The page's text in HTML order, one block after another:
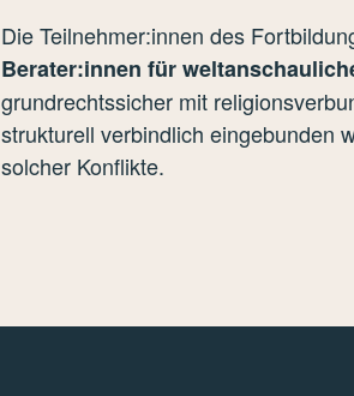
Die Teilnehmer:innen des
Berater:innen für
grundrechtssicher mit
strukturell verbindlich eingebunden
solcher Konflikte.